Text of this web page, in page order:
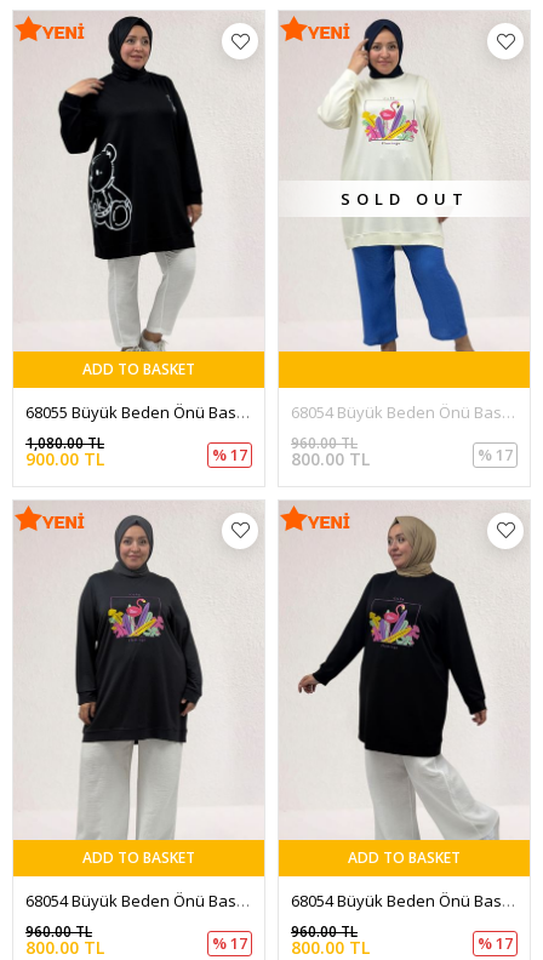
ADD TO BASKET
68055 Büyük Beden Önü Baskılı Kendinden Ribanalı Modal Tunik - Siyah
900.00 TL
1,080.00 TL
% 17
SOLD OUT
68054 Büyük Beden Önü Baskılı Kendi Kumaşından Ribanalı Modal Tunik - Ekru
800.00 TL
960.00 TL
% 17
ADD TO BASKET
68054 Büyük Beden Önü Baskılı Kendi Kumaşından Ribanalı Modal Tunik - Antrasit
800.00 TL
960.00 TL
% 17
ADD TO BASKET
68054 Büyük Beden Önü Baskılı Kendi Kumaşından Ribanalı Modal Tunik - Siyah
800.00 TL
960.00 TL
% 17